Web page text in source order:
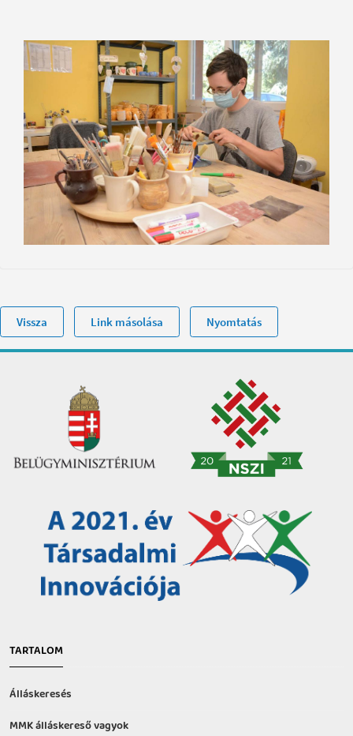
Vissza Link másolása Nyomtatás
TARTALOM
Álláskeresés
MMK álláskereső vagyok